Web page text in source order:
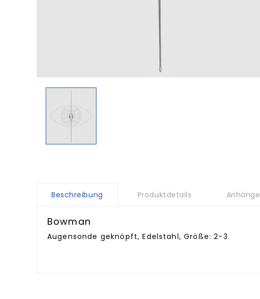
Beschreibung Produktdetails Anhänge
Bowman
Augensonde geknöpft, Edelstahl, Größe: 2-3